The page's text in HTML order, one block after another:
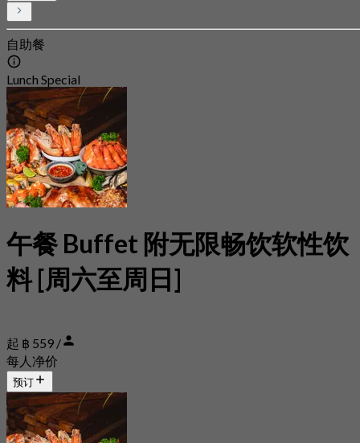
自助餐
Lunch Special
午餐 Buffet 附无限畅饮软性饮
料 [周六至周日]
起 ฿ 559 /
每人净价
预订